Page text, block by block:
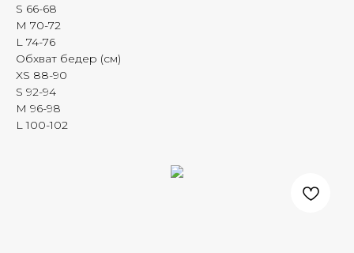
S 66-68
M 70-72
L 74-76
Обхват бедер (см)
XS 88-90
S 92-94
M 96-98
L 100-102